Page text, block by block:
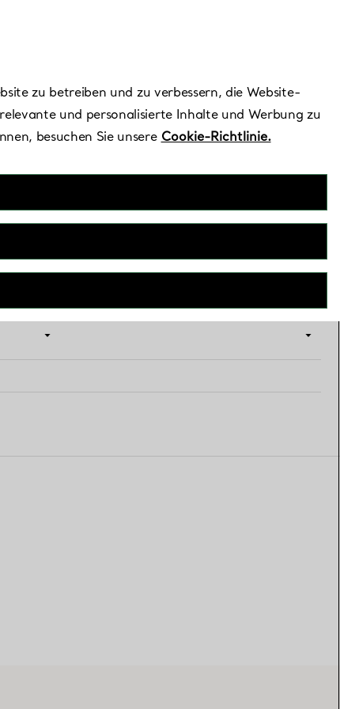
zu betreiben und zu verbessern, die Website-
und personalisierte Inhalte und Werbung zu
besuchen Sie unsere Cookie-Richtlinie.